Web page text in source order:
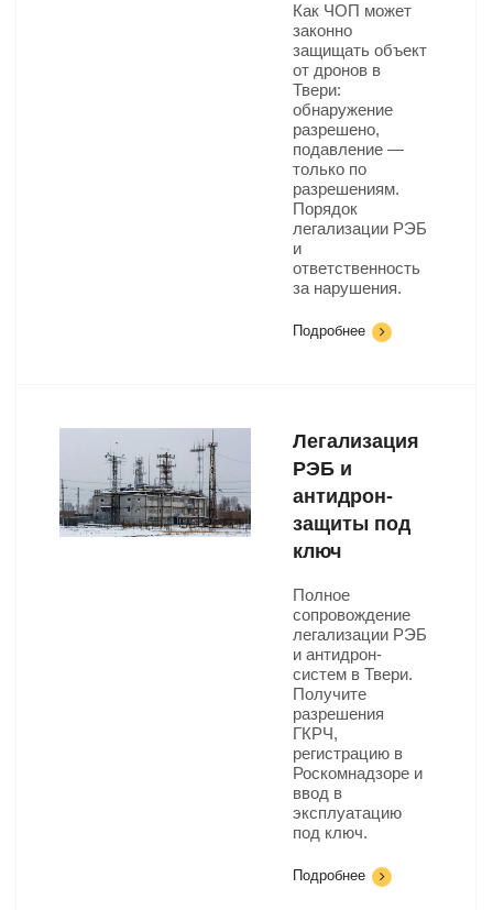
Как ЧОП может
законно
защищать объект
от дронов в
Твери:
обнаружение
разрешено,
подавление —
только по
разрешениям.
Порядок
легализации РЭБ
и
ответственность
за нарушения.
Подробнее
Легализация
РЭБ и
антидрон-
защиты под
ключ
Полное
сопровождение
легализации РЭБ
и антидрон-
систем в Твери.
Получите
разрешения
ГКРЧ,
регистрацию в
Роскомнадзоре и
ввод в
эксплуатацию
под ключ.
Подробнее